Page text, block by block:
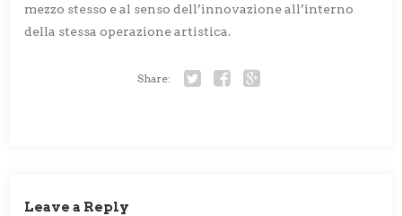
mezzo stesso e al senso dell’innovazione all’interno
della stessa operazione artistica.
Share:
Leave a Reply